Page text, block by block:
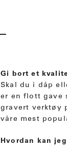
Gi bort et
Skal du i dåp
er en flott gave
gravert verktøy
våre mest
Hvordan kan